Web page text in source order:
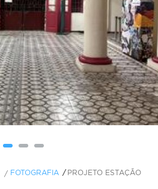
/ FOTOGRAFIA PROJETO ESTAÇÃO